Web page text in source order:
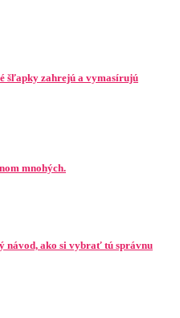
šľapky zahrejú a vymasírujú
mnohých.
návod, ako si vybrať tú správnu